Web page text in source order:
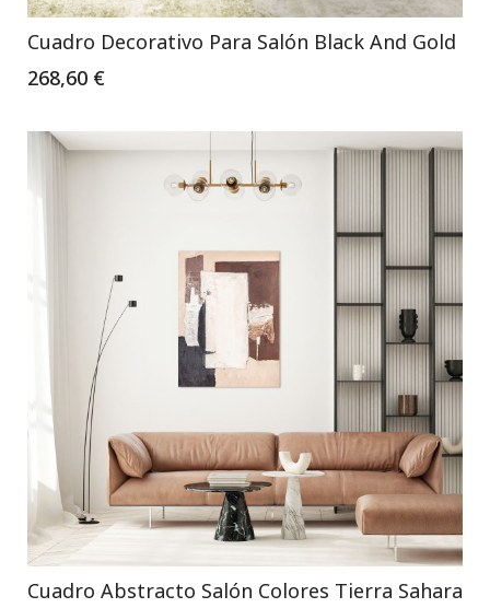
Cuadro Decorativo Para Salón Black And Gold
268,60 €
Cuadro Abstracto Salón Colores Tierra Sahara